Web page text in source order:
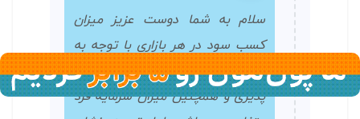
سلام به شما دوست عزیز میزان
کسب سود در هر بازاری با توجه به
دوره زمانی، استراتژی، میزان ریسک
پذیری و همچنین میزان سرمایه فرد